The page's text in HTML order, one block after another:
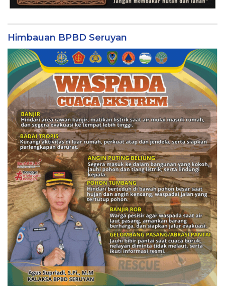
Himbauan BPBD Seruyan